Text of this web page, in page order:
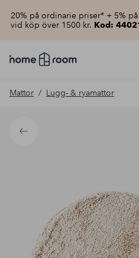
20% på ordinarie priser* + 5%
vid köp över 1500 kr. Kod:
Homeroom
–
hemmet
pris
Mattor Lugg- & ryamattor
Tillbaka